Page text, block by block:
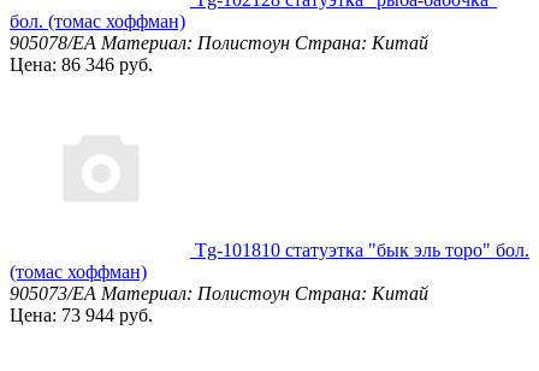
бол. (томас хоффман)
905078/EA Материал: Полистоун Страна: Китай
Цена: 86 346 руб.
Tg-101810 статуэтка "бык эль торо" бол.
(томас хоффман)
905073/EA Материал: Полистоун Страна: Китай
Цена: 73 944 руб.